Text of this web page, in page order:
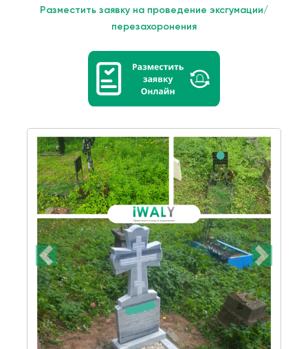
Разместить заявку на проведение эксгумации/
перезахоронения